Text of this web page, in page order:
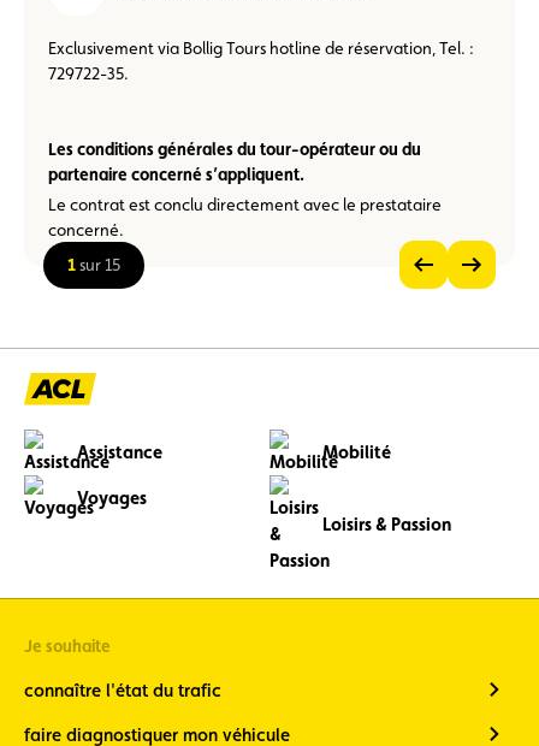
Exclusivement via Bollig Tours hotline de réservation, Tel. :
729722-35.
Les conditions générales du tour-opérateur ou du
partenaire concerné s’appliquent.
Le contrat est conclu directement avec le prestataire
concerné.
l’image
1sur 15
Voir
Assistance Mobilité
Voyages
Loisirs & Passion
Je souhaite
connaître l'état du trafic
faire diagnostiquer mon véhicule